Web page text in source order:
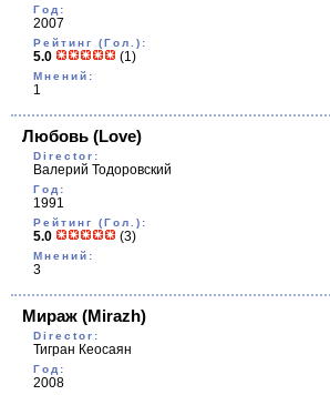
Год:
2007
Рейтинг (Гол.):
5.0 (1)
Мнений:
1
Любовь (Love)
Director:
Валерий Тодоровский
Год:
1991
Рейтинг (Гол.):
5.0 (3)
Мнений:
3
Мираж (Mirazh)
Director:
Тигран Кеосаян
Год:
2008